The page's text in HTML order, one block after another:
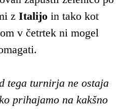
z Italijo in tako kot
v četrtek ni mogel
tega turnirja ne ostaja
prihajamo na kakšno